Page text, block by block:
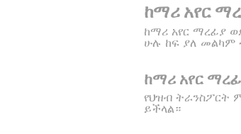
ከማሪ አየር
ከማሪ አየር ማረፊያ
ሁሉ ከፍ ያለ መልካም
ከማሪ አየር
የህዝብ ትራንስፖርት
ይችላል።